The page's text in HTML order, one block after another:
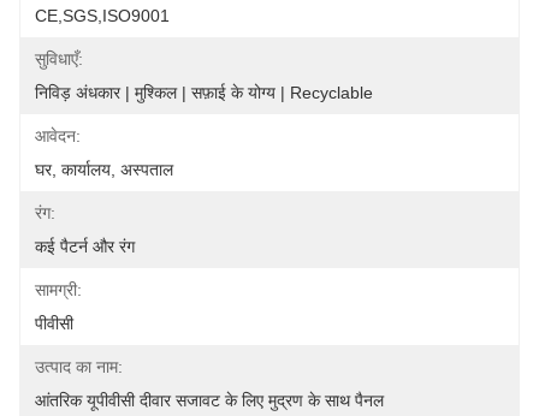
CE,SGS,ISO9001
सुविधाएँ:
निविड़ अंधकार | मुश्किल | सफ़ाई के योग्य | Recyclable
आवेदन:
घर, कार्यालय, अस्पताल
रंग:
कई पैटर्न और रंग
सामग्री:
पीवीसी
उत्पाद का नाम:
आंतरिक यूपीवीसी दीवार सजावट के लिए मुद्रण के साथ पैनल